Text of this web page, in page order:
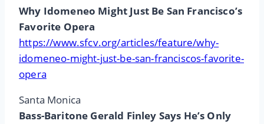
Why Idomeneo Might Just Be San Francisco’s
Favorite Opera
https://www.sfcv.org/articles/feature/why-
idomeneo-might-just-be-san-franciscos-favorite-
opera
Santa Monica
Bass-Baritone Gerald Finley Says He’s Only